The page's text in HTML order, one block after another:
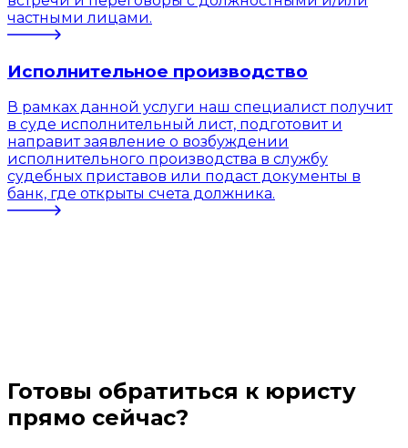
частными лицами.
Исполнительное производство
В рамках данной услуги наш специалист получит
в суде исполнительный лист, подготовит и
направит заявление о возбуждении
исполнительного производства в службу
судебных приставов или подаст документы в
банк, где открыты счета должника.
Готовы обратиться к юристу
прямо сейчас?